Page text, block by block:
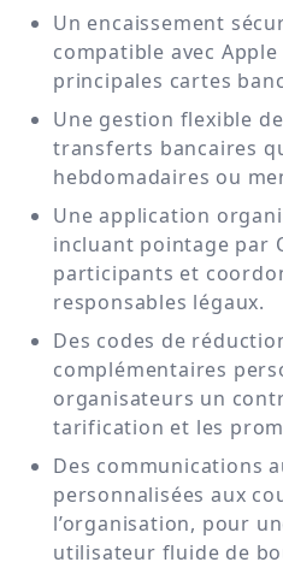
Un encaissement
compatible avec Apple
principales cartes
Une gestion flexible
transferts bancaires
hebdomadaires ou
Une application
incluant pointage par
participants et
responsables légaux.
Des codes de
complémentaires
organisateurs un
tarification et les
Des communications
personnalisées aux
l’organisation, pour
utilisateur fluide de